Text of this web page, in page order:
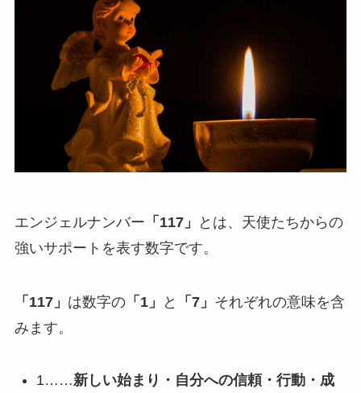
エンジェルナンバー 「117」
とは、天使たちからの
強いサポートを表す数字です。
「117」 は数字の「1」 と 「7」 それぞれの意味を含
みます。
1……新しい始まり・自分への信頼・行動・成